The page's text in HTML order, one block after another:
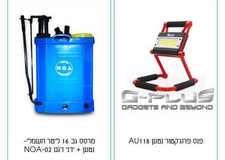
פנס פרוג'קטור נטען AU118
מרסס גב 16 ליטר חשמלי-
נטען + ידני דגם NOA-02